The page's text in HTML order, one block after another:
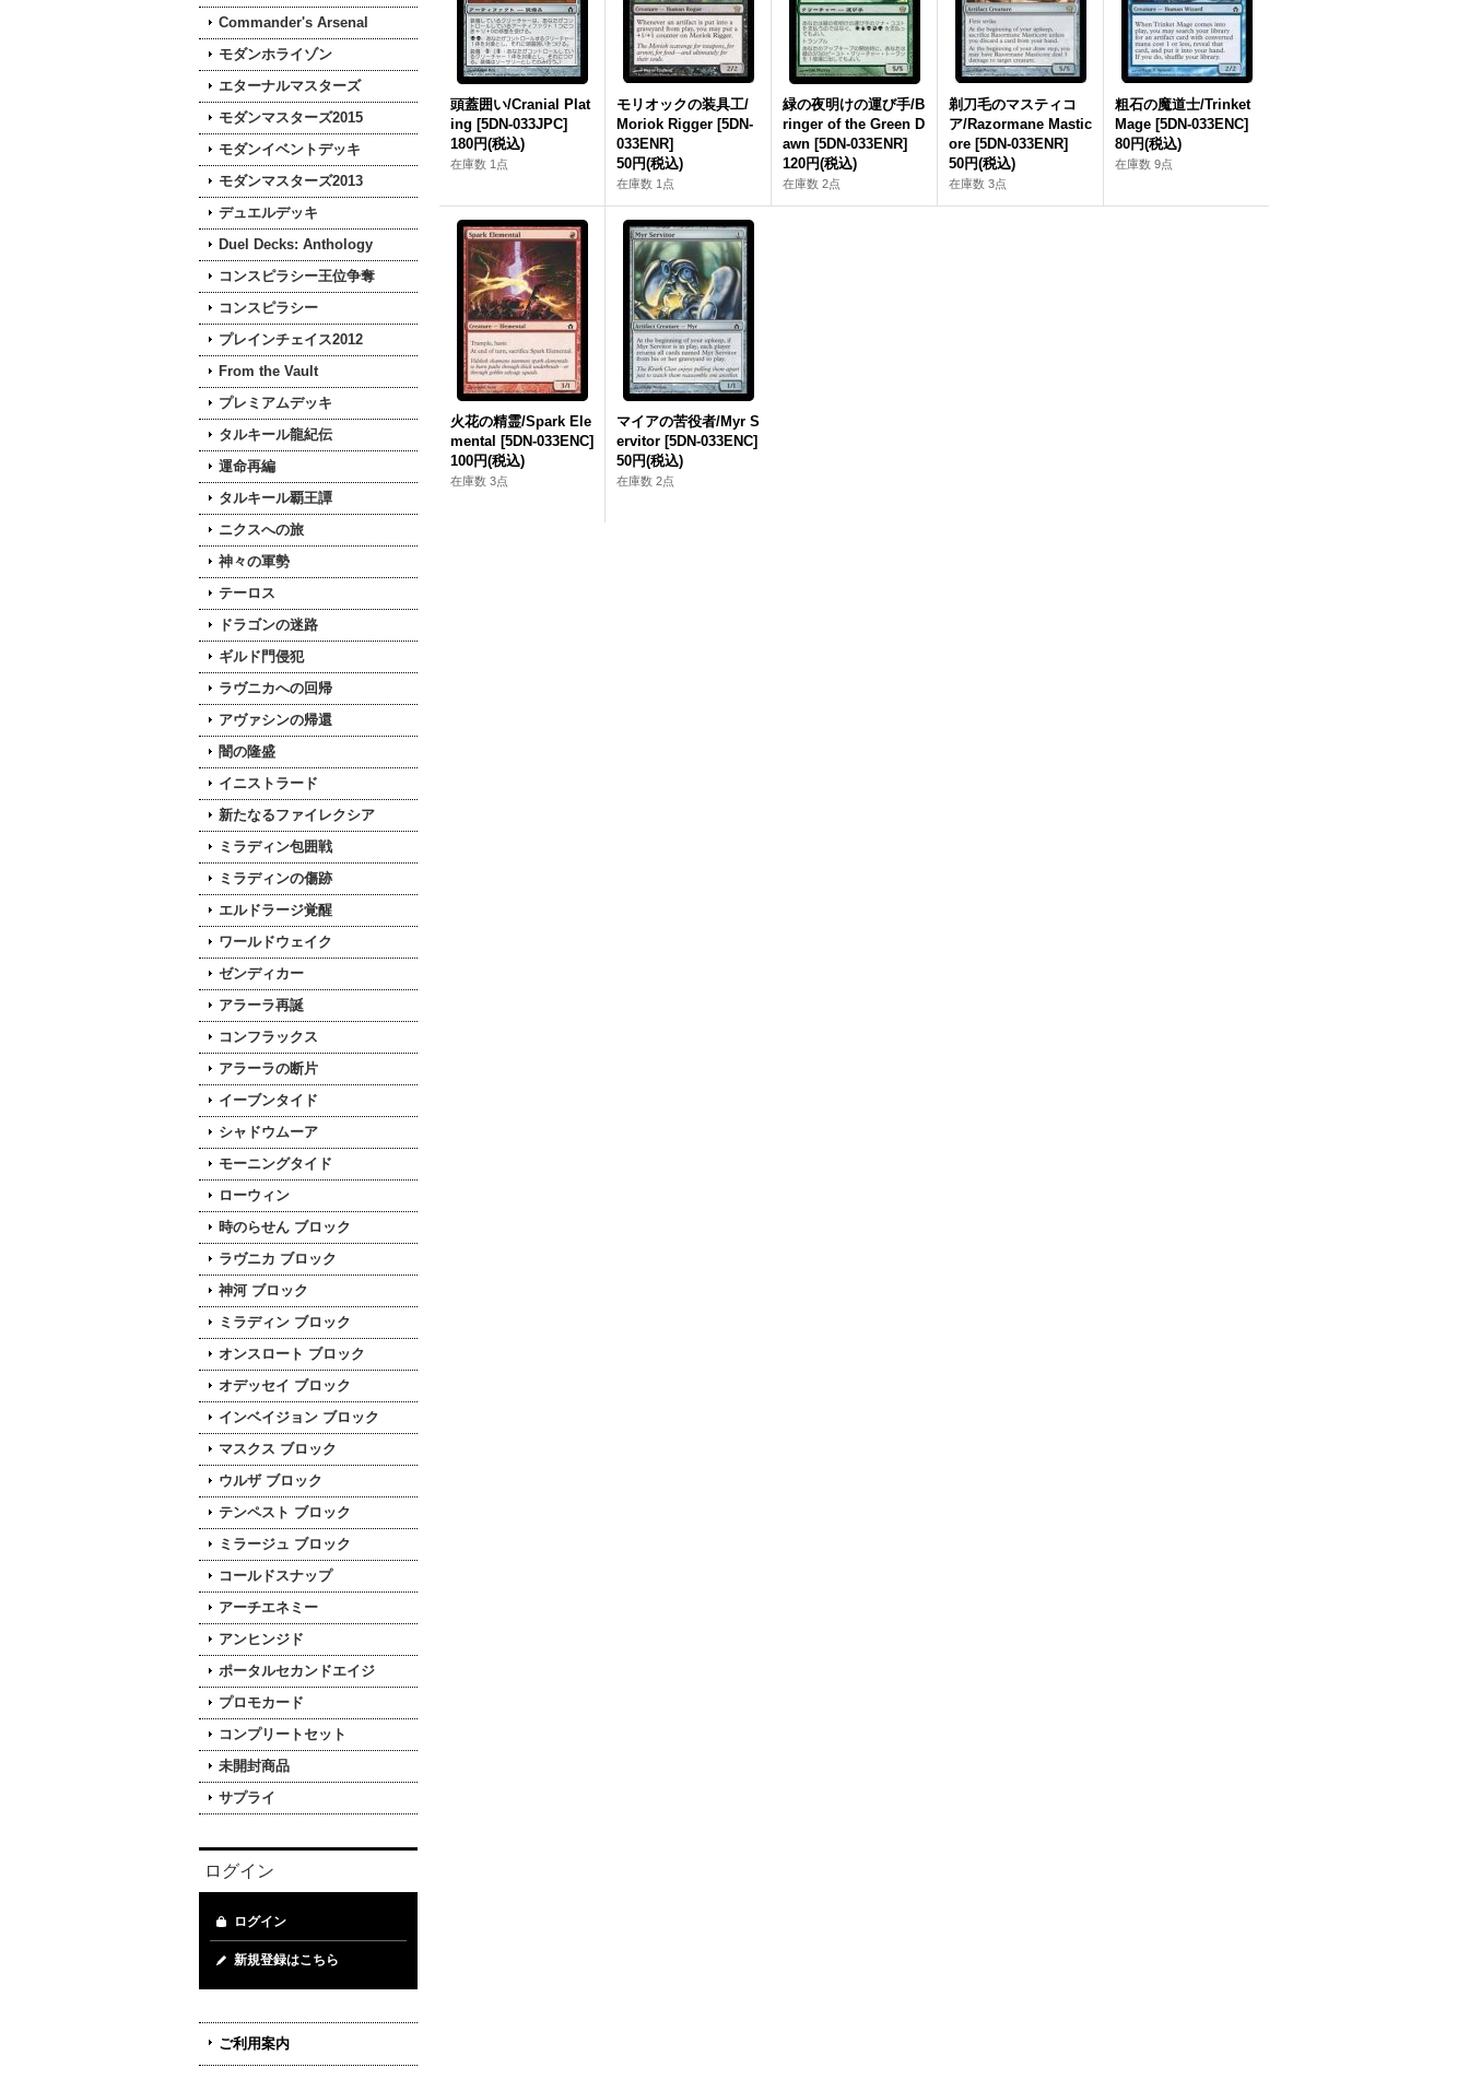
Commander's Arsenal
モダンホライゾン
エターナルマスターズ
モダンマスターズ2015
モダンイベントデッキ
モダンマスターズ2013
デュエルデッキ
Duel Decks: Anthology
コンスピラシー王位争奪
コンスピラシー
プレインチェイス2012
From the Vault
プレミアムデッキ
タルキール龍紀伝
運命再編
タルキール覇王譚
ニクスへの旅
神々の軍勢
テーロス
ドラゴンの迷路
ギルド門侵犯
ラヴニカへの回帰
アヴァシンの帰還
闇の隆盛
イニストラード
新たなるファイレクシア
ミラディン包囲戦
ミラディンの傷跡
エルドラージ覚醒
ワールドウェイク
ゼンディカー
アラーラ再誕
コンフラックス
アラーラの断片
イーブンタイド
シャドウムーア
モーニングタイド
ローウィン
時のらせん ブロック
ラヴニカ ブロック
神河 ブロック
ミラディン ブロック
オンスロート ブロック
オデッセイ ブロック
インベイジョン ブロック
マスクス ブロック
ウルザ ブロック
テンペスト ブロック
ミラージュ ブロック
コールドスナップ
アーチエネミー
アンヒンジド
ポータルセカンドエイジ
プロモカード
コンプリートセット
未開封商品
サプライ
ログイン
ログイン
新規登録はこちら
ご利用案内
頭蓋囲い/Cranial Plat
ing [5DN-033JPC]
180円(税込)
在庫数 1点
モリオックの装具工/
Moriok Rigger [5DN-
033ENR]
50円(税込)
在庫数 1点
緑の夜明けの運び手/B
ringer of the Green D
awn [5DN-033ENR]
120円(税込)
在庫数 2点
剃刀毛のマスティコ
ア/Razormane Mastic
ore [5DN-033ENR]
50円(税込)
在庫数 3点
粗石の魔道士/Trinket
Mage [5DN-033ENC]
80円(税込)
在庫数 9点
火花の精霊/Spark Ele
mental [5DN-033ENC]
100円(税込)
在庫数 3点
マイアの苦役者/Myr S
ervitor [5DN-033ENC]
50円(税込)
在庫数 2点